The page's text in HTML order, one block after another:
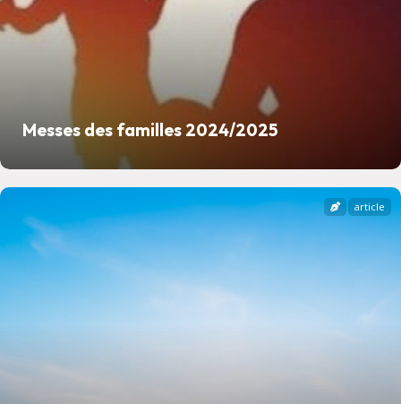
Messes des familles 2024/2025
article